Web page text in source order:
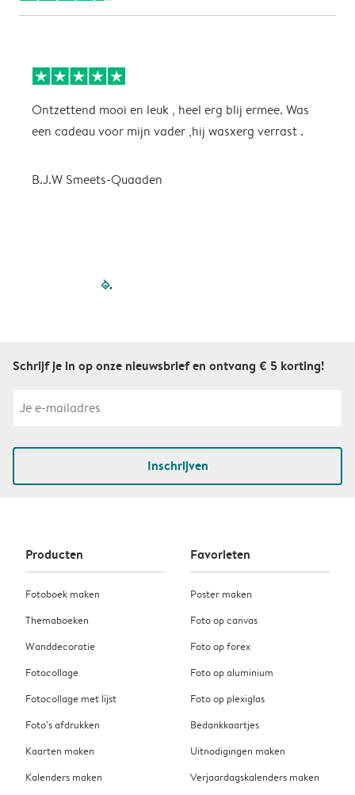
Ontzettend mooi en leuk , heel erg blij ermee. Was
een cadeau voor mijn vader ,hij wasxerg verrast .
B.J.W Smeets-Quaaden
filled-pagination
Schrijf je in op onze nieuwsbrief en ontvang € 5 korting!
Inschrijven
Producten
Fotoboek maken
Themaboeken
Wanddecoratie
Fotocollage
Fotocollage met lijst
Foto’s afdrukken
Kaarten maken
Kalenders maken
Favorieten
Poster maken
Foto op canvas
Foto op forex
Foto op aluminium
Foto op plexiglas
Bedankkaartjes
Uitnodigingen maken
Verjaardagskalenders maken